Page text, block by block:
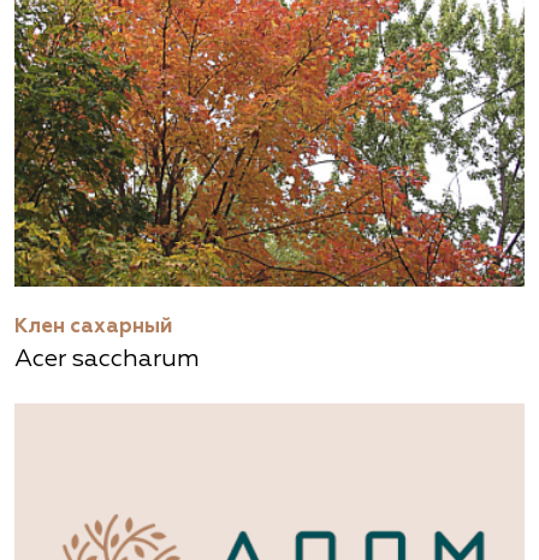
Клен сахарный
Acer saccharum